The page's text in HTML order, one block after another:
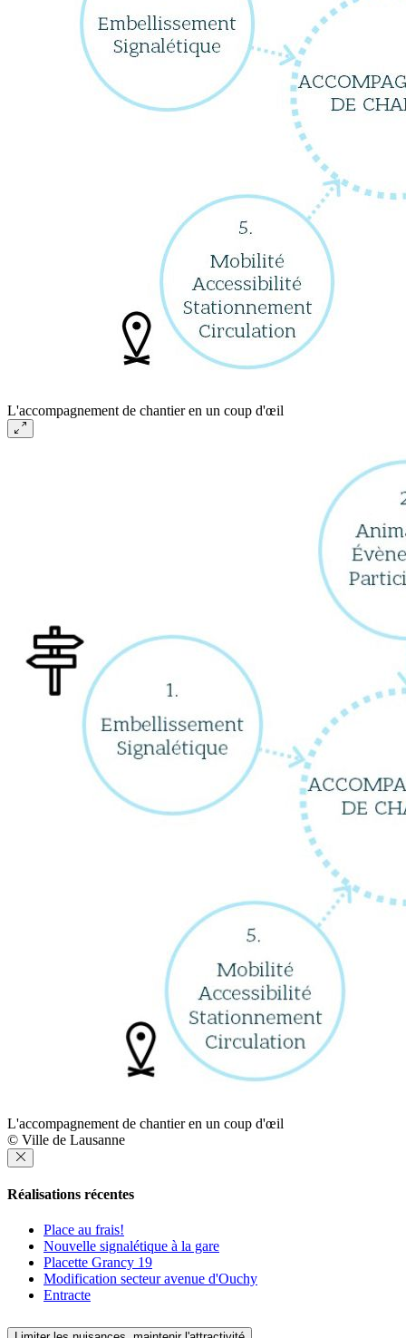
L'accompagnement de chantier en un coup d'œil
L'accompagnement de chantier en un coup d'œil
© Ville de Lausanne
Réalisations récentes
Place au frais!
Nouvelle signalétique à la gare
Placette Grancy 19
Modification secteur avenue d'Ouchy
Entracte